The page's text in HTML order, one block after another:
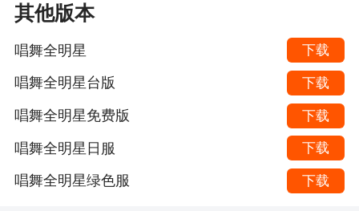
其他版本
唱舞全明星 下载
唱舞全明星台版 下载
唱舞全明星免费版 下载
唱舞全明星日服 下载
唱舞全明星绿色服 下载